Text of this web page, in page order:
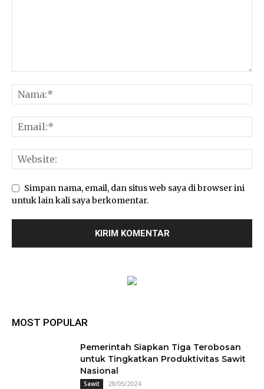
Simpan nama, email, dan situs web saya di browser ini
untuk lain kali saya berkomentar.
MOST POPULAR
Pemerintah Siapkan Tiga Terobosan
untuk Tingkatkan Produktivitas Sawit
Nasional
Sawit 28/05/2024